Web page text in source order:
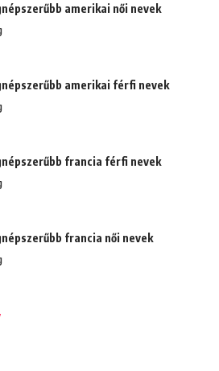
amerikai női nevek
amerikai férfi nevek
francia férfi nevek
francia női nevek